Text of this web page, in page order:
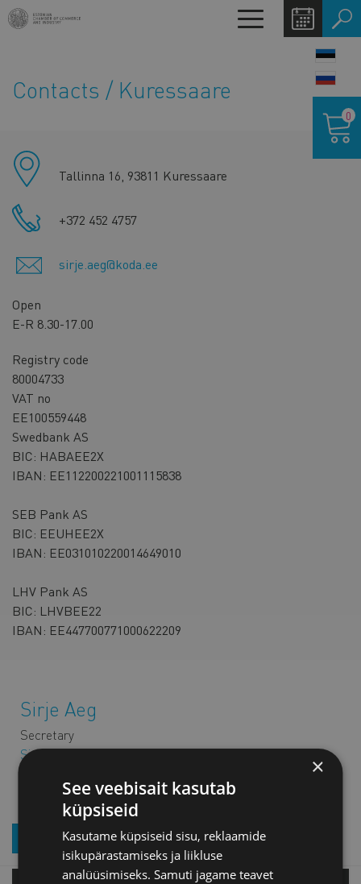
Skip
to
Toggle
navigation
Contacts /Kuressaare
info
Tallinna 16, 93811 Kuressaare
+372 452 4757
sirje.aeg@koda.ee
Open
E-R 8.30-17.00
Registry code
80004733
VAT no
EE100559448
Office
bank
accounts
Swedbank AS
BIC: HABAEE2X
IBAN: EE112200221001115838
SEB Pank AS
BIC: EEUHEE2X
IBAN: EE031010220014649010
LHV Pank AS
BIC: LHVBEE22
IBAN: EE447700771000622209
Sirje Aeg
Secretary
Sirje.Aeg@koda.ee
cart
0
JOIN OUR NEWSLETTER
×
See veebisait kasutab
küpsiseid
Kasutame küpsiseid sisu, reklaamide
isikupärastamiseks ja liikluse
analüüsimiseks. Samuti jagame teavet